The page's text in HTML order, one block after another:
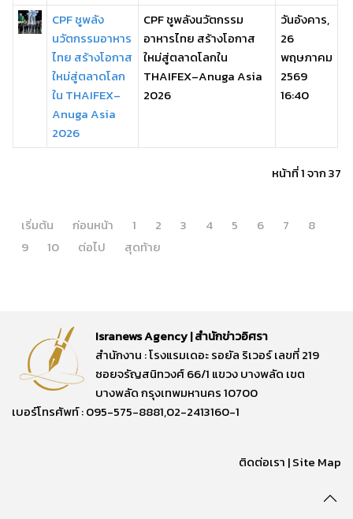
CPF ชูพลัง
นวัตกรรมอาหาร
ไทย สร้างโอกาส
ใหม่สู่ตลาดโลก
ใน THAIFEX–
Anuga Asia
2026
CPF ชูพลังนวัตกรรม
อาหารไทย สร้างโอกาส
ใหม่สู่ตลาดโลกใน
THAIFEX–Anuga Asia
2026
วันอังคาร,
26
พฤษภาคม
2569
16:40
หน้าที่ 1 จาก 37
เริ่มต้น ก่อนหน้า 1 2 3 4 5 6 7
8
9
10 ต่อไป สุดท้าย
Isranews Agency | สำนักข่าวอิศรา
สำนักงาน : โรงแรมเดอะ รอยัล ริเวอร์ เลขที่ 219
ซอยจรัญสนิทวงศ์ 66/1 แขวง บางพลัด เขต
บางพลัด กรุงเทพมหานคร 10700
เบอร์โทรศัพท์ : 095-575-8881,02-2413160-1
ติดต่อเรา |Site Map